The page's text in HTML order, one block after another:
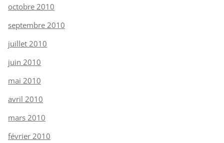
octobre 2010
septembre 2010
juillet 2010
juin 2010
mai 2010
avril 2010
mars 2010
février 2010